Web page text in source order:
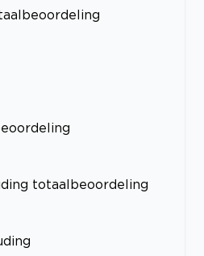
totaalbeoordeling